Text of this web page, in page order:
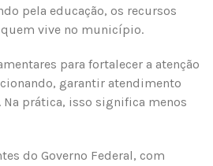
pela educação, os recursos
quem vive no município.
para fortalecer a atenção
garantir atendimento
prática, isso significa menos
do Governo Federal, com